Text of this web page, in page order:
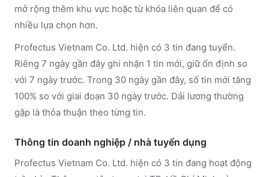
mở rộng thêm khu vực hoặc từ khóa liên quan để có
nhiều lựa chọn hơn.
Profectus Vietnam Co. Ltd. hiện có 3 tin đang tuyển.
Riêng 7 ngày gần đây ghi nhận 1 tin mới, giữ ổn định so
với 7 ngày trước. Trong 30 ngày gần đây, số tin mới tăng
100% so với giai đoạn 30 ngày trước. Dải lương thường
gặp là thỏa thuận theo từng tin.
Thông tin doanh nghiệp / nhà tuyển dụng
Profectus Vietnam Co. Ltd. hiện có 3 tin đang hoạt động